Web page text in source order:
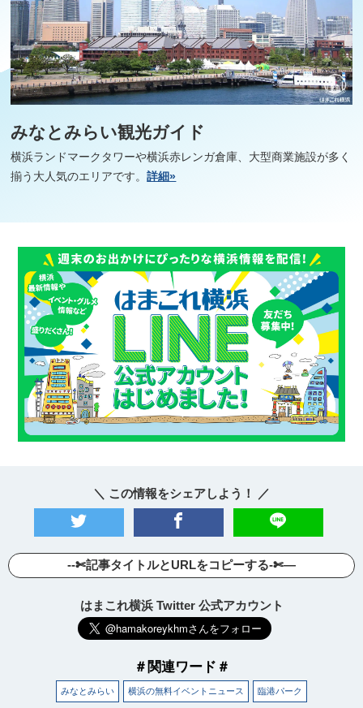
みなとみらい観光ガイド
横浜ランドマークタワーや横浜赤レンガ倉庫、大型商業施設が多く
揃う大人気のエリアです。詳細»
＼ この情報をシェアしよう！ ／
--✄記事タイトルとURLをコピーする-✄—
はまこれ横浜 Twitter 公式アカウント
＃関連ワード＃
みなとみらい 横浜の無料イベントニュース 臨港パーク